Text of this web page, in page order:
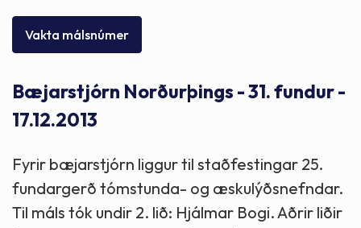
Vakta málsnúmer
Bæjarstjórn Norðurþings - 31. fundur -
17.12.2013
Fyrir bæjarstjórn liggur til staðfestingar 25.
fundargerð tómstunda- og æskulýðsnefndar.
Til máls tók undir 2. lið: Hjálmar Bogi. Aðrir liðir